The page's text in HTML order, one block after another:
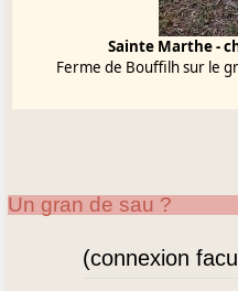
Sainte Marthe -
Ferme de Bouffilh sur le
Un gran de sau ?
(connexion